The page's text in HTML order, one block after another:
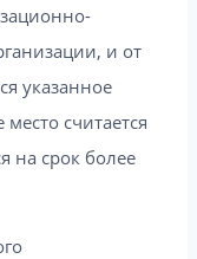
и от
указанное
считается
на срок более